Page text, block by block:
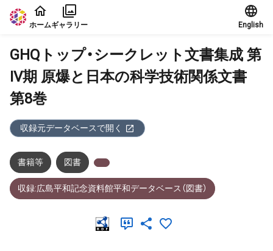
本文に飛ぶ
ホームギャラリー English
GHQトップ・シークレット文書集成 第
IV期 原爆と日本の科学技術関係文書
第8巻
収録元データベースで開く
書籍等 図書
収録:広島平和記念資料館平和データベース（図書）